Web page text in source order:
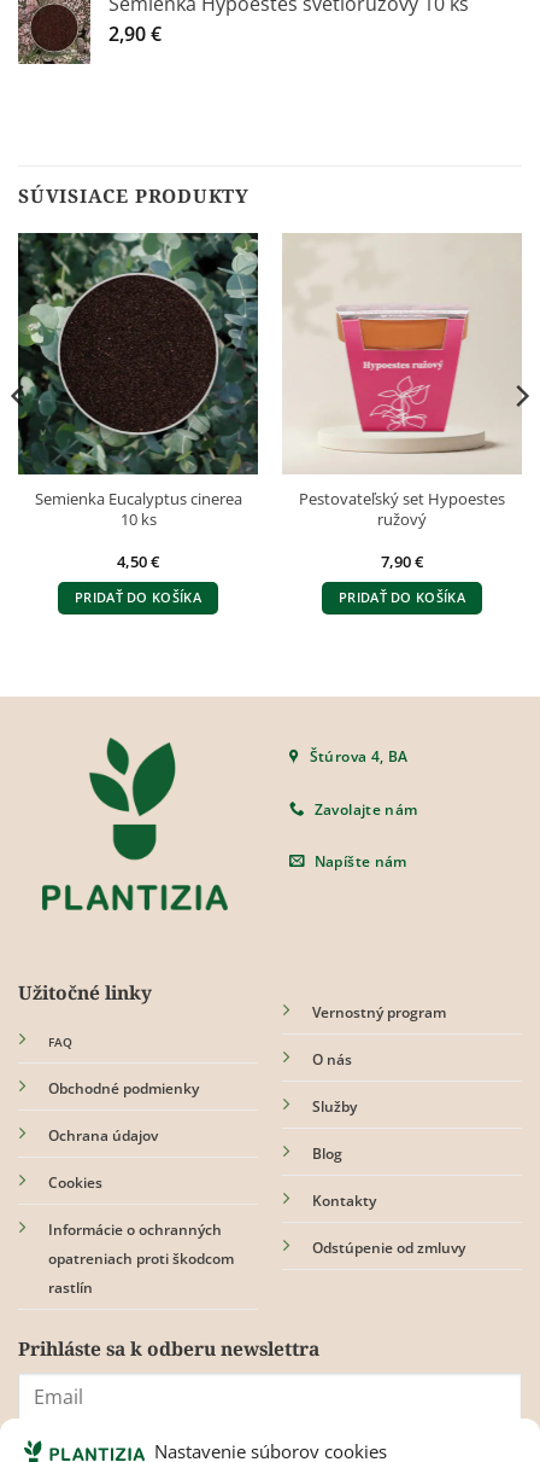
Nastavenie súborov cookies
2,90€
SÚVISIACE PRODUKTY
Semienka Eucalyptus cinerea
10 ks
4,50€
PRIDAŤ DO KOŠÍKA
Pestovateľský set Hypoestes
ružový
7,90€
PRIDAŤ DO KOŠÍKA
Štúrova 4, BA
Zavolajte nám
Napíšte nám
Užitočné linky
FAQ
Obchodné podmienky
Ochrana údajov
Cookies
Informácie o ochranných
opatreniach proti škodcom
rastlín
Vernostný program
O nás
Služby
Blog
Kontakty
Odstúpenie od zmluvy
Prihláste sa k odberu newslettra